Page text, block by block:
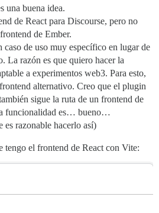
una buena idea.
de React para Discourse, pero no
de Ember.
caso de uso muy específico en lugar de
La razón es que quiero hacer la
a experimentos web3. Para esto,
alternativo. Creo que el plugin
sigue la ruta de un frontend de
funcionalidad es… bueno…
razonable hacerlo así)
tengo el frontend de React con Vite: